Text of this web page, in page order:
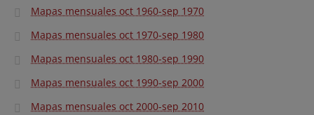
Mapas mensuales oct 1960-sep 1970
Mapas mensuales oct 1970-sep 1980
Mapas mensuales oct 1980-sep 1990
Mapas mensuales oct 1990-sep 2000
Mapas mensuales oct 2000-sep 2010